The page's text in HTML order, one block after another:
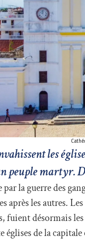
les
peuple martyr.
la guerre des
après les autres.
fuient désormais
de la